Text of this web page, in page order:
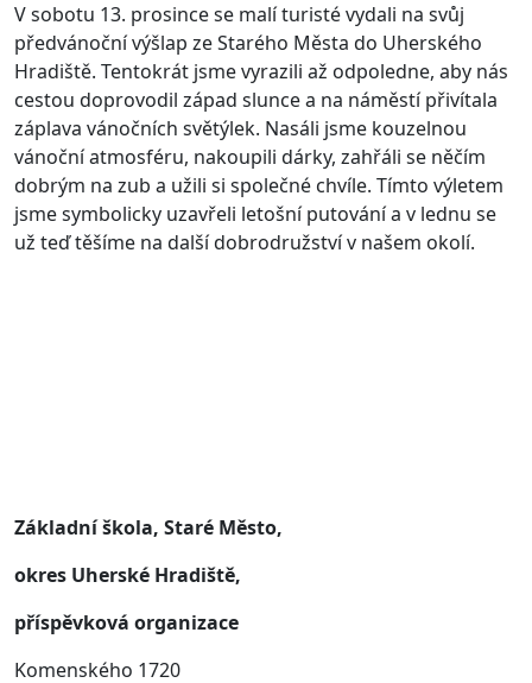
V sobotu 13. prosince se malí turisté vydali na svůj
předvánoční výšlap ze Starého Města do Uherského
Hradiště. Tentokrát jsme vyrazili až odpoledne, aby nás
cestou doprovodil západ slunce a na náměstí přivítala
záplava vánočních světýlek. Nasáli jsme kouzelnou
vánoční atmosféru, nakoupili dárky, zahřáli se něčím
dobrým na zub a užili si společné chvíle. Tímto výletem
jsme symbolicky uzavřeli letošní putování a v lednu se
už teď těšíme na další dobrodružství v našem okolí.
Základní škola, Staré Město,
okres Uherské Hradiště,
příspěvková organizace
Komenského 1720